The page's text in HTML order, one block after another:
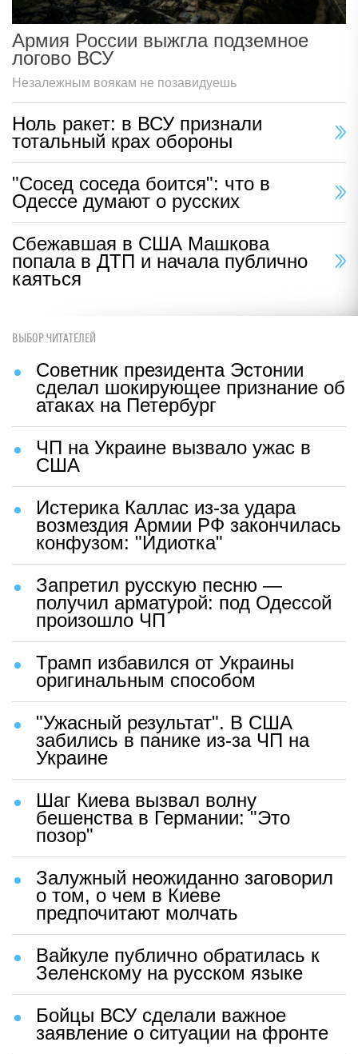
Армия России выжгла подземное
логово ВСУ
Незалежным воякам не позавидуешь
Ноль ракет: в ВСУ признали
тотальный крах обороны
"Сосед соседа боится": что в
Одессе думают о русских
Сбежавшая в США Машкова
попала в ДТП и начала публично
каяться
ВЫБОР ЧИТАТЕЛЕЙ
Советник президента Эстонии
сделал шокирующее признание об
атаках на Петербург
ЧП на Украине вызвало ужас в
США
Истерика Каллас из-за удара
возмездия Армии РФ закончилась
конфузом: "Идиотка"
Запретил русскую песню —
получил арматурой: под Одессой
произошло ЧП
Трамп избавился от Украины
оригинальным способом
"Ужасный результат". В США
забились в панике из-за ЧП на
Украине
Шаг Киева вызвал волну
бешенства в Германии: "Это
позор"
Залужный неожиданно заговорил
о том, о чем в Киеве
предпочитают молчать
Вайкуле публично обратилась к
Зеленскому на русском языке
Бойцы ВСУ сделали важное
заявление о ситуации на фронте